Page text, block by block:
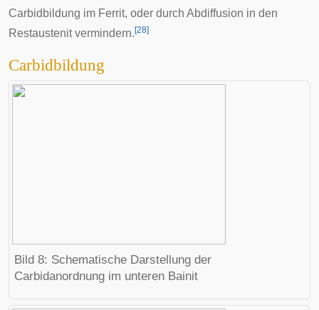
Carbidbildung im Ferrit, oder durch Abdiffusion in den
Restaustenit vermindern. [28]
Carbidbildung
Bild 8: Schematische Darstellung der
Carbidanordnung im unteren Bainit